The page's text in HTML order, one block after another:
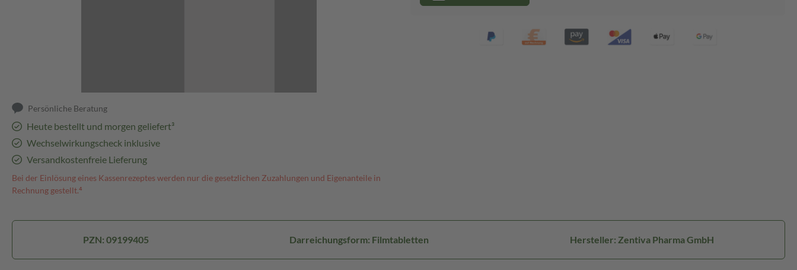
Persönliche Beratung
Heute bestellt und morgen geliefert³
Wechselwirkungscheck inklusive
Versandkostenfreie Lieferung
Bei der Einlösung eines Kassenrezeptes werden nur die gesetzlichen Zuzahlungen und Eigenanteile in
Rechnung gestellt.⁴
PZN: 09199405 Darreichungsform: Filmtabletten Hersteller: Zentiva Pharma GmbH